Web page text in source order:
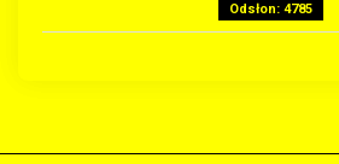
Odsłon: 4785